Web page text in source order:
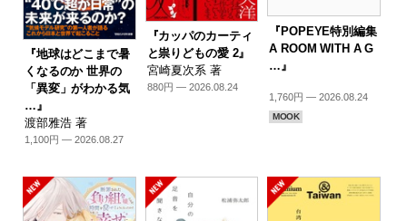
『地球はどこまで暑
くなるのか 世界の
「異変」がわかる気
…』
渡部雅浩 著
1,100円 — 2026.08.27
『カッパのカーティ
と祟りどもの愛 2』
宮崎夏次系 著
880円 — 2026.08.24
『POPEYE特別編集
A ROOM WITH A G
…』
1,760円 — 2026.08.24
MOOK